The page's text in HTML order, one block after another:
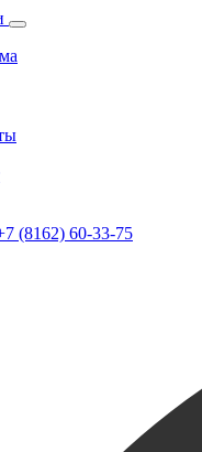
(8162) 60-33-75